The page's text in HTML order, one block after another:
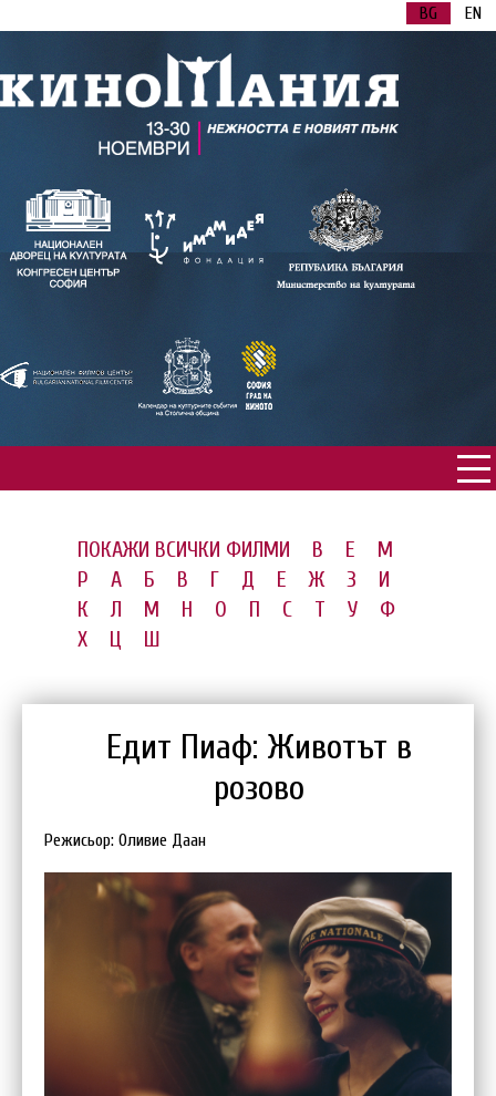
BG EN
ПОКАЖИ ВСИЧКИ ФИЛМИ B E
M
P
А Б В Г Д Е Ж З
И
К
Л М Н О П С Т У
Ф
Х
Ц Ш
Едит Пиаф: Животът в
розово
Режисьор: Оливие Даан